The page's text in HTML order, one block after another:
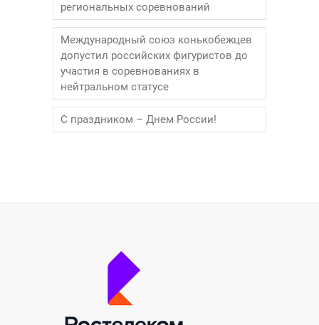
региональных соревнований
Международный союз конькобежцев
допустил российских фигуристов до
участия в соревнованиях в
нейтральном статусе
С праздником – Днем России!